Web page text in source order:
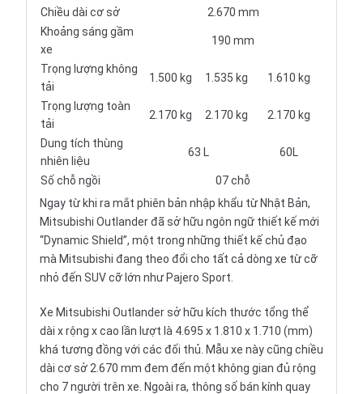
Chiều dài cơ sở
2.670 mm
Khoảng sáng gầm
xe
190 mm
Trọng lượng không
tải
1.500 kg 1.535 kg 1.610 kg
Trọng lượng toàn
tải
2.170 kg 2.170 kg 2.170 kg
Dung tích thùng
nhiên liệu
63 L 60L
Số chỗ ngồi
07 chỗ
Ngay từ khi ra mắt phiên bản nhập khẩu từ Nhật Bản,
Mitsubishi Outlander đã sở hữu ngôn ngữ thiết kế mới
“Dynamic Shield”, một trong những thiết kế chủ đạo
mà Mitsubishi đang theo đổi cho tất cả dòng xe từ cỡ
nhỏ đến SUV cỡ lớn như Pajero Sport.
Xe Mitsubishi Outlander sở hữu kích thước tổng thể
dài x rộng x cao lần lượt là 4.695 x 1.810 x 1.710 (mm)
khá tương đồng với các đối thủ. Mẫu xe này cũng chiều
dài cơ sở 2.670 mm đem đến một không gian đủ rộng
cho 7 người trên xe. Ngoài ra, thông số bán kính quay